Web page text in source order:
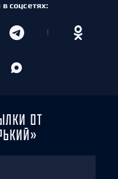
соцсетях:
ОТ